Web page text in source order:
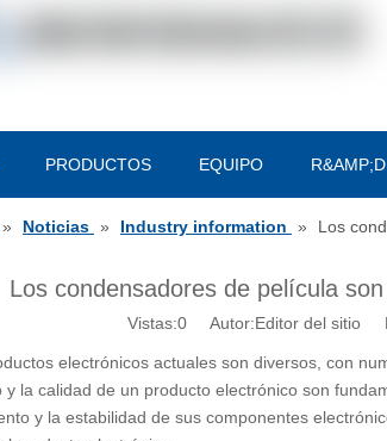
PRODUCTOS EQUIPO R&AMP;D
» Noticias » Industry information » Los
Los condensadores de película
Vistas:0Autor:Editor del sitio
electrónicos actuales son diversos, con
y la calidad de un producto electrónico son
y la estabilidad de sus componentes